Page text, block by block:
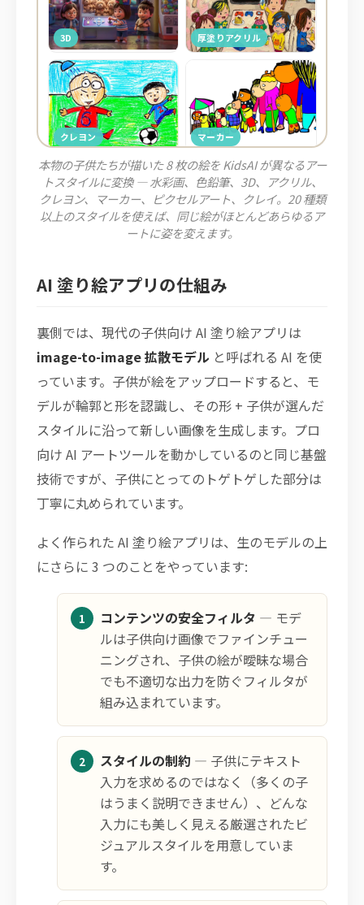
本物の子供たちが描いた 8 枚の絵を KidsAI が異なるアー
トスタイルに変換 — 水彩画、色鉛筆、3D、アクリル、
クレヨン、マーカー、ピクセルアート、クレイ。20 種類
以上のスタイルを使えば、同じ絵がほとんどあらゆるア
ートに姿を変えます。
AI 塗り絵アプリの仕組み
裏側では、現代の子供向け AI 塗り絵アプリは
image-to-image 拡散モデル と呼ばれる AI を使
っています。子供が絵をアップロードすると、モ
デルが輪郭と形を認識し、その形 + 子供が選んだ
スタイルに沿って新しい画像を生成します。プロ
向け AI アートツールを動かしているのと同じ基盤
技術ですが、子供にとってのトゲトゲした部分は
丁寧に丸められています。
よく作られた AI 塗り絵アプリは、生のモデルの上
にさらに 3 つのことをやっています:
コンテンツの安全フィルタ — モデ
ルは子供向け画像でファインチュー
ニングされ、子供の絵が曖昧な場合
でも不適切な出力を防ぐフィルタが
組み込まれています。
スタイルの制約 — 子供にテキスト
入力を求めるのではなく（多くの子
はうまく説明できません）、どんな
入力にも美しく見える厳選されたビ
ジュアルスタイルを用意していま
す。